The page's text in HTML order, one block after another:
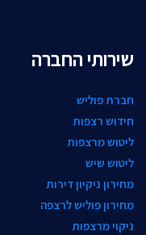
שירותי החברה
חברת פוליש
חידוש רצפות
ליטוש מרצפות
ליטוש שיש
מחירון ניקיון דירות
מחירון פוליש לרצפה
ניקוי מרצפות